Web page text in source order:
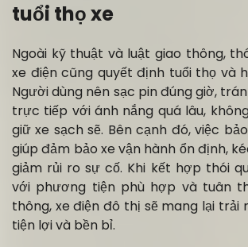
tuổi thọ xe
Ngoài kỹ thuật và luật giao thông,
xe điện cũng quyết định tuổi thọ và
Người dùng nên sạc pin đúng giờ,
trực tiếp với ánh nắng quá lâu,
giữ xe sạch sẽ. Bên cạnh đó, việc
giúp đảm bảo xe vận hành ổn định,
giảm rủi ro sự cố. Khi kết hợp thói
với phương tiện phù hợp và tuân
thông, xe điện đô thị sẽ mang lại trải
tiện lợi và bền bỉ.